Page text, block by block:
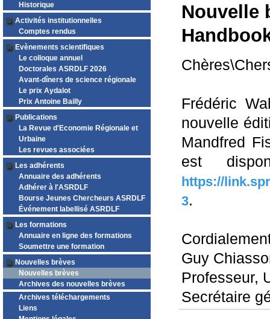
Historique
Activités institutionnelles
Comptes rendus
Evènements scientifiques
Le colloque annuel
Doctorales ASRDLF 2026
Avant-dîners de science régionale
Le prix Aydalot
Prix Antoine Bailly
Publications
La Revue d'Economie Régionale et
Urbaine
Les revues associées
Les adhérents
Annuaire des adhérents
Adhérer à l'ASRDLF
Bourse Jeunes Chercheurs ASRDLF
Événement labellisé ASRDLF
Les formations
Annuaire en ligne des formations
Soumettre une formation
Nouvelles brèves
Nouvelles brèves
Archives des nouvelles brèves
Archives téléchargements
Liens
Nouvelle
Frédéric
nouvelle
Mandfred
est
https://
3.
Guy
Professeur,
Secrétaire